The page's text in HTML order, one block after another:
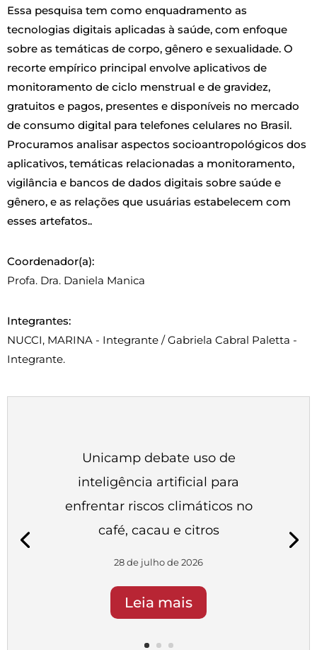
Essa pesquisa tem como enquadramento as
tecnologias digitais aplicadas à saúde, com enfoque
sobre as temáticas de corpo, gênero e sexualidade. O
recorte empírico principal envolve aplicativos de
monitoramento de ciclo menstrual e de gravidez,
gratuitos e pagos, presentes e disponíveis no mercado
de consumo digital para telefones celulares no Brasil.
Procuramos analisar aspectos socioantropológicos dos
aplicativos, temáticas relacionadas a monitoramento,
vigilância e bancos de dados digitais sobre saúde e
gênero, e as relações que usuárias estabelecem com
esses artefatos..
Coordenador(a):
Profa. Dra. Daniela Manica
Integrantes:
NUCCI, MARINA - Integrante / Gabriela Cabral Paletta -
Integrante.
Unicamp debate uso de
inteligência artificial para
enfrentar riscos climáticos no
café, cacau e citros
28 de julho de 2026
Leia mais